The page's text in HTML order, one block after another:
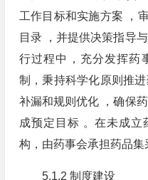
工作目标和实施方案 ，
目录 ，并提供决策指导
行过程中，充分发挥药
制，秉持科学化原则推
补漏和规则优化 ，确保
成预定目标 。在未成
构，由药事会承担药品集
5.1.2 制度建设